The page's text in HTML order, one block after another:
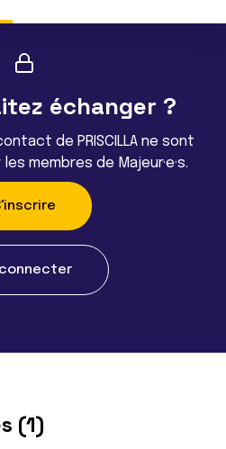
échanger ?
de PRISCILLA ne sont
membres de Majeur·e·s.
(1)